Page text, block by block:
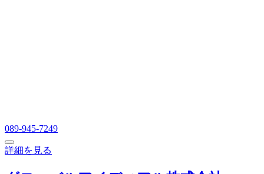
089-945-7249
詳細を見る